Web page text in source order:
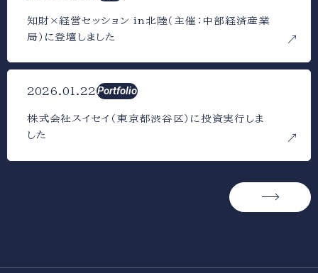
知財×経営セッション in北陸（主催：中部経済産業
局）に登壇しました
2026.01.22 Portfolio
株式会社スイセイ（東京都渋谷区）に投資実行しま
した
→